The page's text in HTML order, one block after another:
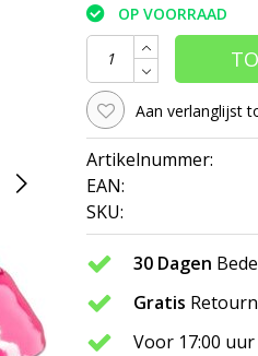
OP VOORRAAD
Aan verlanglijst
Artikelnummer:
EAN:
SKU:
30 Dagen
Gratis
Voor 17:00